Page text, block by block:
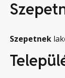
Szepetnek